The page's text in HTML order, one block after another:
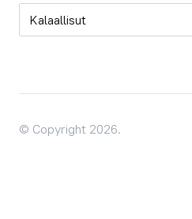
Oqaatsit / Sprog
© Copyright 2026.